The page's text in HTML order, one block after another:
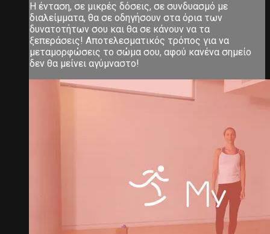
Η ένταση, σε μικρές δόσεις, σε συνδυασμό με
διαλείμματα, θα σε οδηγήσουν στα όρια των
δυνατοτήτων σου και θα σε κάνουν να τα
ξεπεράσεις! Αποτελεσματικός τρόπος για να
μεταμορφώσεις το σώμα σου, αφού κανένα σημείο
δεν θα μείνει αγύμναστο!